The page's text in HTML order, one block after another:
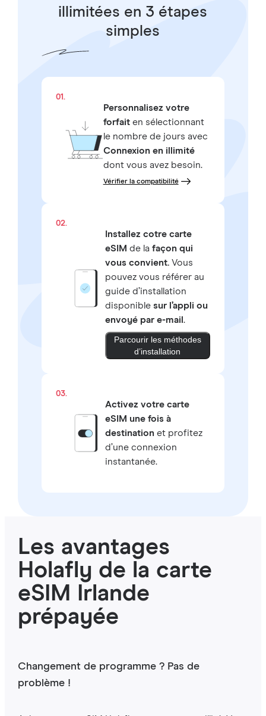
illimitées en 3 étapes
simples
01.
Personnalisez votre
forfaiten sélectionnant
le nombre de jours avec
Connexion en illimité
dont vous avez besoin.
Vérifier la compatibilité
02.
Installez cotre carte
eSIM de la façon qui
vous convient.Vous
pouvez vous référer au
guide d’installation
disponible sur l’appli ou
envoyé par e-mail .
Parcourir les méthodes
d’installation
03.
Activez votre carte
eSIM une fois à
destinationet profitez
d’une connexion
instantanée.
Les avantages
Holafly de la carte
eSIM Irlande
prépayée
Changement de programme ? Pas de
problème !